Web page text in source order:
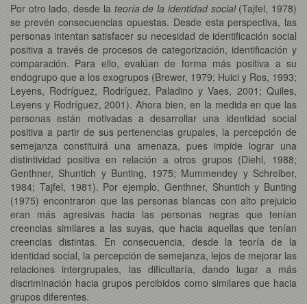
Por otro lado, desde la teoría de la identidad social(Tajfel, 1978)
se prevén consecuencias opuestas. Desde esta perspectiva, las
personas intentan satisfacer su necesidad de identificación social
positiva a través de procesos de categorización, identificación y
comparación. Para ello, evalúan de forma más positiva a su
endogrupo que a los exogrupos (Brewer, 1979; Huici y Ros, 1993;
Leyens, Rodríguez, Rodríguez, Paladino y Vaes, 2001; Quiles,
Leyens y Rodríguez, 2001). Ahora bien, en la medida en que las
personas están motivadas a desarrollar una identidad social
positiva a partir de sus pertenencias grupales, la percepción de
semejanza constituirá una amenaza, pues impide lograr una
distintividad positiva en relación a otros grupos (Diehl, 1988;
Genthner, Shuntich y Bunting, 1975; Mummendey y Schreiber,
1984; Tajfel, 1981). Por ejemplo, Genthner, Shuntich y Bunting
(1975) encontraron que las personas blancas con alto prejuicio
eran más agresivas hacia las personas negras que tenían
creencias similares a las suyas, que hacia aquellas que tenían
creencias distintas. En consecuencia, desde la teoría de la
identidad social, la percepción de semejanza, lejos de mejorar las
relaciones intergrupales, las dificultaría, dando lugar a más
discriminación hacia grupos percibidos como similares que hacia
grupos diferentes.